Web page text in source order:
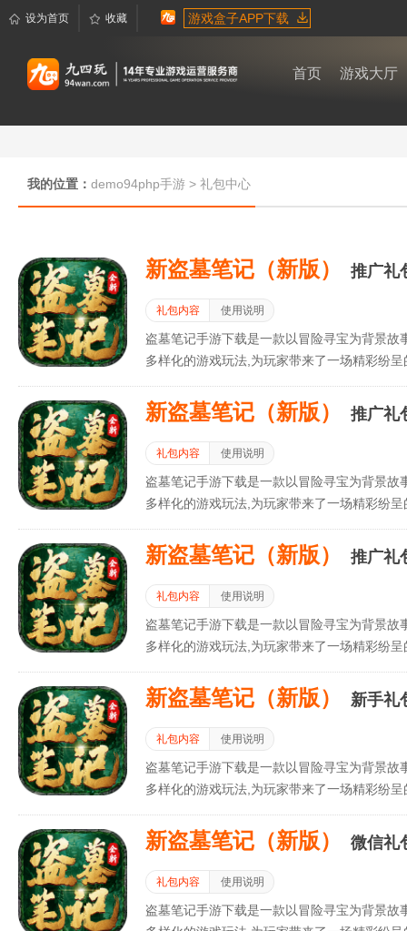
设为首页 收藏 游戏盒子APP下载
首页 游戏大厅
我的位置： demo94php手游 > 礼包中心
新盗墓笔记（新版） 推广礼
礼包内容 使用说明
盗墓笔记手游下载是一款以冒险寻宝为背景
多样化的游戏玩法,为玩家带来了一场精彩纷
新盗墓笔记（新版） 推广礼
礼包内容 使用说明
盗墓笔记手游下载是一款以冒险寻宝为背景
多样化的游戏玩法,为玩家带来了一场精彩纷
新盗墓笔记（新版） 推广礼
礼包内容 使用说明
盗墓笔记手游下载是一款以冒险寻宝为背景
多样化的游戏玩法,为玩家带来了一场精彩纷
新盗墓笔记（新版） 新手礼
礼包内容 使用说明
盗墓笔记手游下载是一款以冒险寻宝为背景
多样化的游戏玩法,为玩家带来了一场精彩纷
新盗墓笔记（新版） 微信礼
礼包内容 使用说明
盗墓笔记手游下载是一款以冒险寻宝为背景